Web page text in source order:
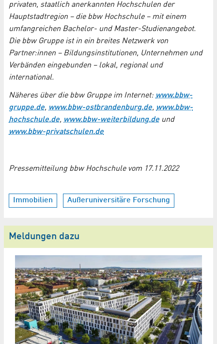
privaten, staatlich anerkannten Hochschulen der
Hauptstadtregion – die bbw Hochschule – mit einem
umfangreichen Bachelor- und Master-Studienangebot.
Die bbw Gruppe ist in ein breites Netzwerk von
Partner:innen – Bildungsinstitutionen, Unternehmen und
Verbänden eingebunden – lokal, regional und
international.
Näheres über die bbw Gruppe im Internet: www.bbw-
gruppe.de, www.bbw-ostbrandenburg.de, www.bbw-
hochschule.de, www.bbw-weiterbildung.de und
www.bbw-privatschulen.de
Pressemitteilung bbw Hochschule vom 17.11.2022
Immobilien Außeruniversitäre Forschung
Meldungen dazu